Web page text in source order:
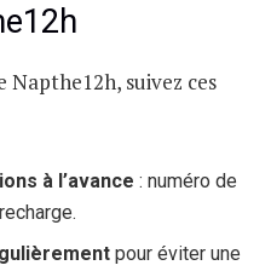
suivez ces
à l’avance : numéro de
pour éviter une